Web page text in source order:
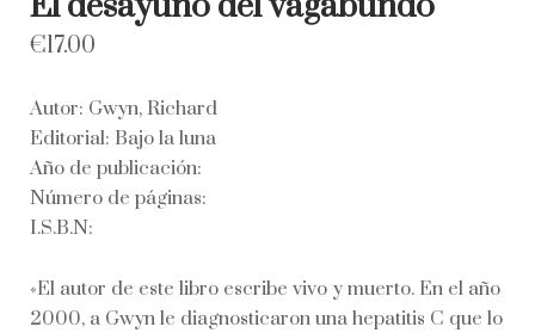
€17.00
Autor: Gwyn, Richard
Editorial: Bajo la luna
Año de publicación:
Número de páginas:
I.S.B.N:
«El autor de este libro escribe vivo y muerto. En el año
2000, a Gwyn le diagnosticaron una hepatitis C que lo